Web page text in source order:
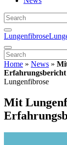
Lungenfibrose
Home » News »
Erfahrungsbericht
Lungenfibrose
Mit